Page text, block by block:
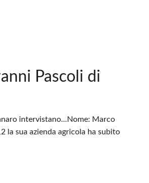
Pascoli di
intervistano...Nome: Marco
la sua azienda agricola ha subito